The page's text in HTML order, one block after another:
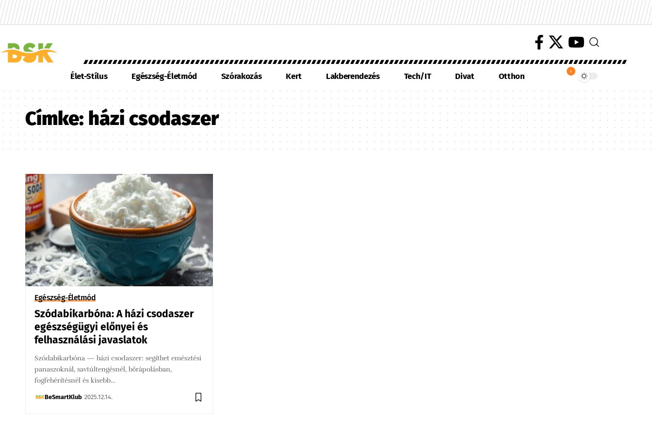
Élet-Stílus Egészség-Életmód Szórakozás Kert Lakberendezés Tech/IT Divat Otthon 1
Címke: házi csodaszer
Egészség-Életmód
Szódabikarbóna: A házi csodaszer
egészségügyi előnyei és
felhasználási javaslatok
Szódabikarbóna — házi csodaszer: segíthet emésztési
panaszoknál, savtúltengésnél, bőrápolásban,
fogfehérítésnél és kisebb…
BeSmartKlub 2025.12.14.